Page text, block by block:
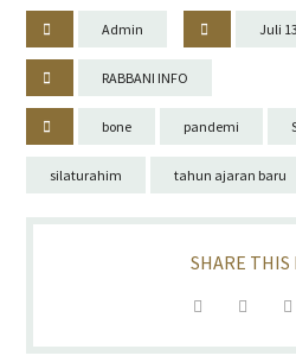
Admin Juli
RABBANI INFO
bone pandemi
silaturahim tahun ajaran baru